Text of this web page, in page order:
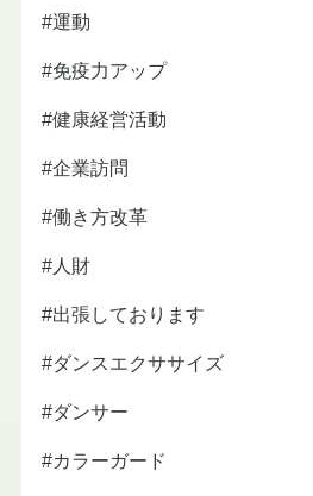
#運動
#免疫力アップ
#健康経営活動
#企業訪問
#働き方改革
#人財
#出張しております
#ダンスエクササイズ
#ダンサー
#カラーガード